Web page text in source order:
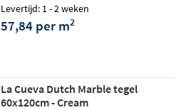
Levertijd: 1 - 2 weken
57,84 per m2
La Cueva Dutch Marble tegel
60x120cm - Cream